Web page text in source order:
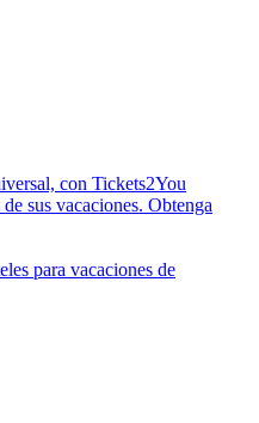
con Tickets2You
sus vacaciones. Obtenga
para vacaciones de